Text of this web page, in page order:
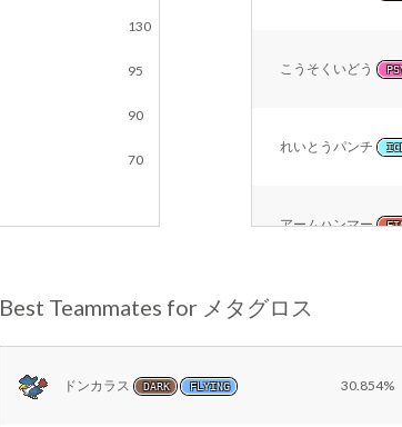
130
95
90
70
こうそくいどう
れいとうパンチ
アームハンマー
じしん
だいばくはつ
Best Teammates for メタグロス
ドンカラス DARK FLYING 30.854%